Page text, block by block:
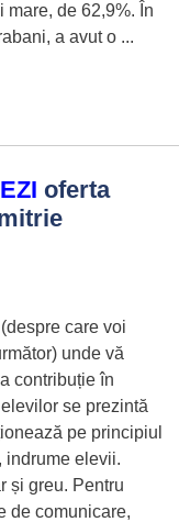
de 62,9%. În
a avut o ...
oferta
care voi
unde vă
contribuție în
se prezintă
pe principiul
indrume elevii.
și greu. Pentru
de comunicare,